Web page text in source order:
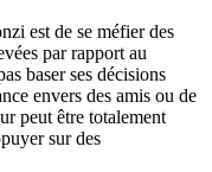
est de se méfier des
par rapport au
baser ses décisions
envers des amis ou de
peut être totalement
sur des